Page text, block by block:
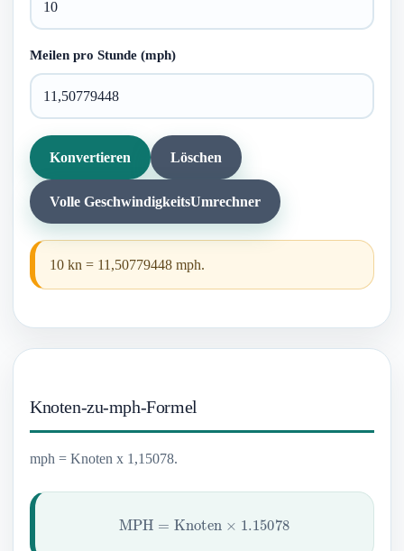
Meilen pro Stunde (mph)
Konvertieren Löschen
Volle GeschwindigkeitsUmrechner
10 kn = 11,50779448 mph.
Knoten-zu-mph-Formel
mph = Knoten x 1,15078.
MPH Knoten× 1.15078